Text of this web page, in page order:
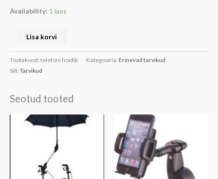
Availability: 1 laos
Lisa korvi
Tootekood: telefoni hoidik Kategooria: Erinevad tarvikud
Silt: Tarvikud
Seotud tooted